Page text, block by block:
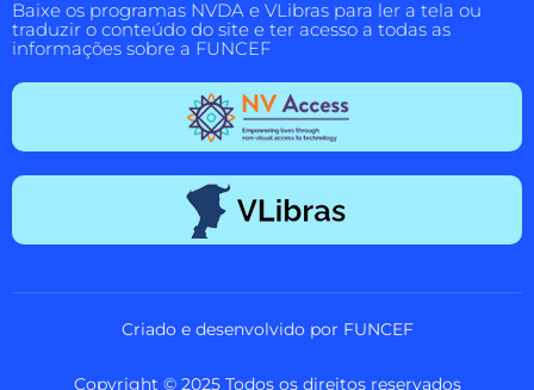
Baixe os programas NVDA e VLibras para ler a tela ou
traduzir o conteúdo do site e ter acesso a todas as
informações sobre a FUNCEF
Criado e desenvolvido por FUNCEF
Copyright © 2025 Todos os direitos reservados